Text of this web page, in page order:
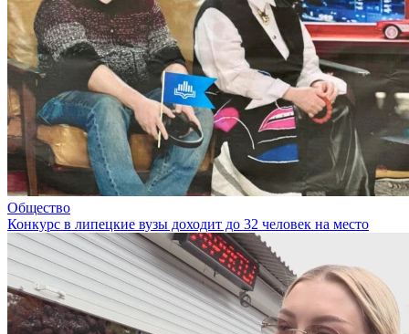
Общество
Конкурс в липецкие вузы доходит до 32 человек на место